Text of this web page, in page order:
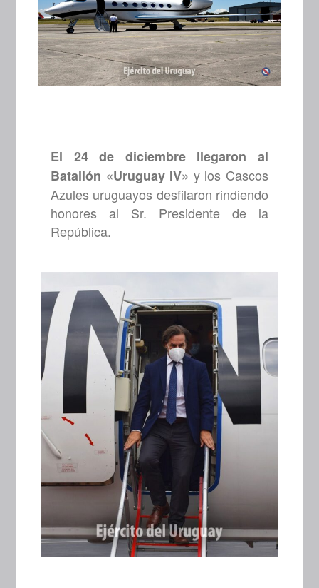
El 24 de diciembre llegaron al
Batallón «Uruguay IV» y los Cascos
Azules uruguayos desfilaron rindiendo
honores al Sr. Presidente de la
República.